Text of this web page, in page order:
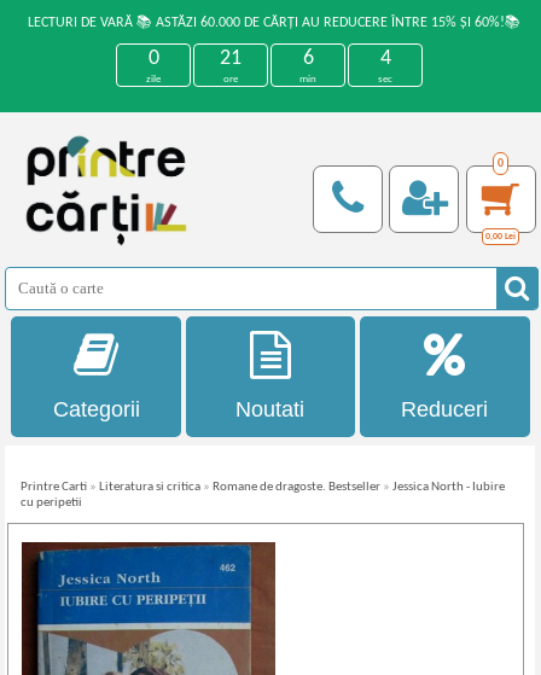
LECTURI DE VARĂ 📚 ASTĂZI 60.000 DE CĂRȚI AU REDUCERE ÎNTRE 15% ȘI 60%!📚
0
zile
21
ore
6
min
4
sec
0
0,00 Lei
Categorii Noutati Reduceri
Printre Carti » Literatura si critica » Romane de dragoste. Bestseller »Jessica North - Iubire
cu peripetii